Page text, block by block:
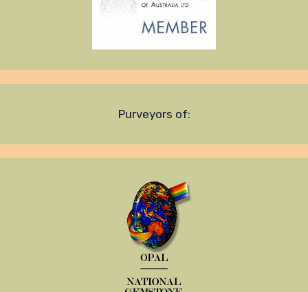
Purveyors of: